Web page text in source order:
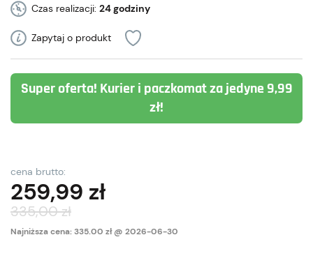
Czas realizacji: 24 godziny
Zapytaj o produkt
Super oferta! Kurier i paczkomat za jedyne 9,99
zł!
cena brutto:
335,00zł
259,99 zł
Najniższa cena: 335.00 zł @ 2026-06-30